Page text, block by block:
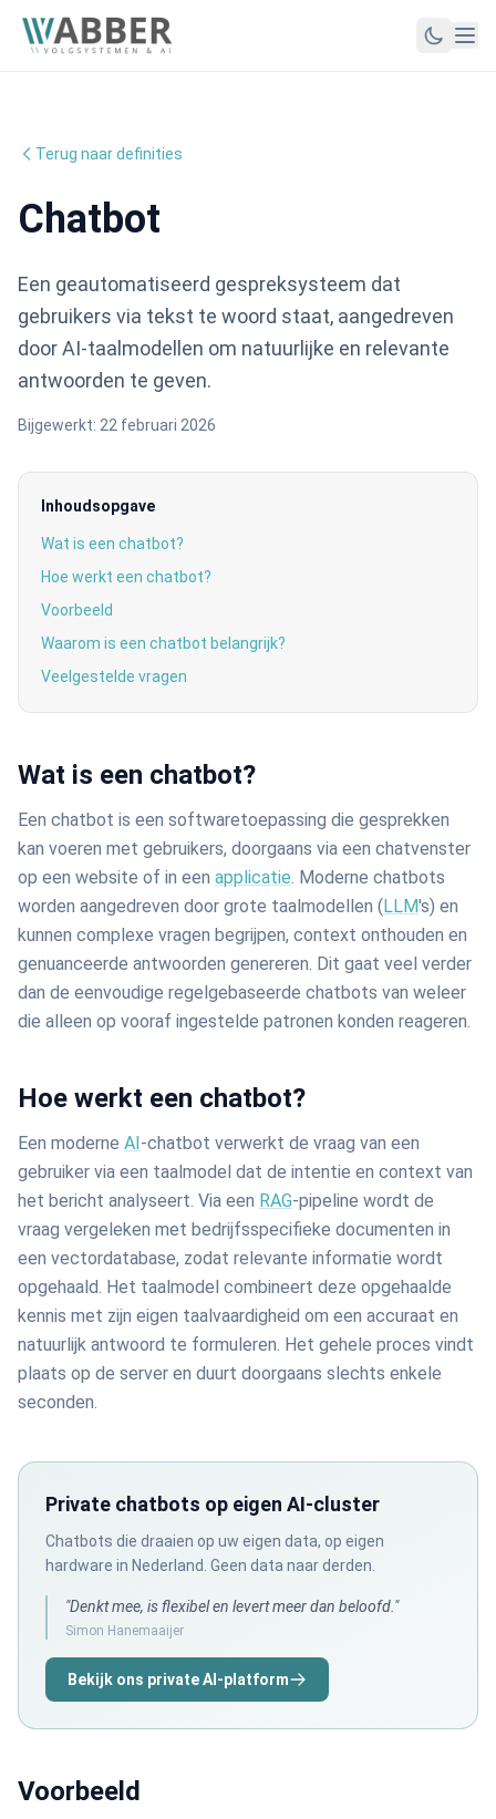
Terug naar definities
Chatbot
Een geautomatiseerd gespreksysteem dat
gebruikers via tekst te woord staat, aangedreven
door AI-taalmodellen om natuurlijke en relevante
antwoorden te geven.
Bijgewerkt: 22 februari 2026
Inhoudsopgave
Wat is een chatbot?
Hoe werkt een chatbot?
Voorbeeld
Waarom is een chatbot belangrijk?
Veelgestelde vragen
Wat is een chatbot?
Een chatbot is een softwaretoepassing die gesprekken
kan voeren met gebruikers, doorgaans via een chatvenster
op een website of in een applicatie. Moderne chatbots
worden aangedreven door grote taalmodellen (LLM's) en
kunnen complexe vragen begrijpen, context onthouden en
genuanceerde antwoorden genereren. Dit gaat veel verder
dan de eenvoudige regelgebaseerde chatbots van weleer
die alleen op vooraf ingestelde patronen konden reageren.
Hoe werkt een chatbot?
Een moderne AI-chatbot verwerkt de vraag van een
gebruiker via een taalmodel dat de intentie en context van
het bericht analyseert. Via een RAG-pipeline wordt de
vraag vergeleken met bedrijfsspecifieke documenten in
een vectordatabase, zodat relevante informatie wordt
opgehaald. Het taalmodel combineert deze opgehaalde
kennis met zijn eigen taalvaardigheid om een accuraat en
natuurlijk antwoord te formuleren. Het gehele proces vindt
plaats op de server en duurt doorgaans slechts enkele
seconden.
Private chatbots op eigen AI-cluster
Chatbots die draaien op uw eigen data, op eigen
hardware in Nederland. Geen data naar derden.
"Denkt mee, is flexibel en levert meer dan beloofd."
Simon Hanemaaijer
Bekijk ons private AI-platform
Voorbeeld